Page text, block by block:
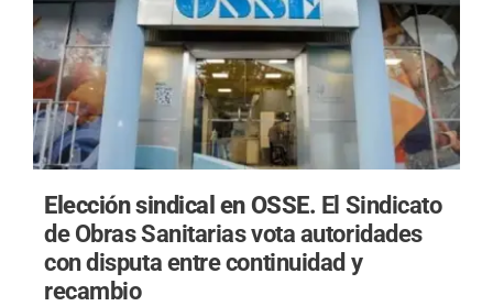
Elección sindical en OSSE. El Sindicato
de Obras Sanitarias vota autoridades
con disputa entre continuidad y
recambio